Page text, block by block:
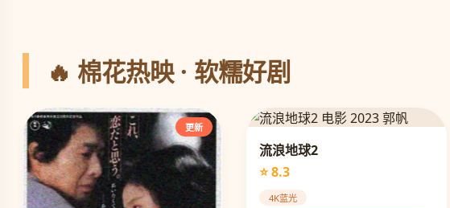
🔥 棉花热映 · 软糯好剧
更新
流浪地球2
⭐ 8.3
4K蓝光